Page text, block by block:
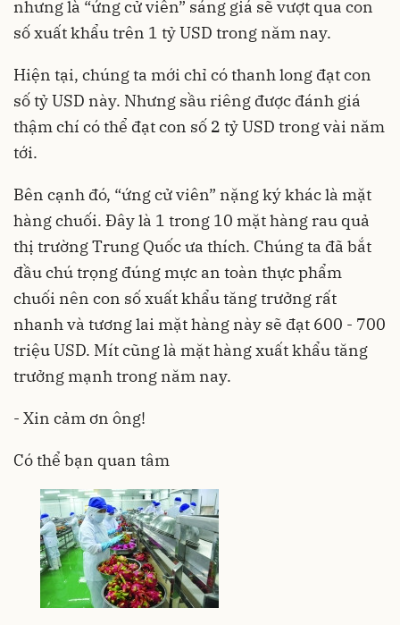
nhưng là “ứng cử viên” sáng giá sẽ vượt qua con
số xuất khẩu trên 1 tỷ USD trong năm nay.
Hiện tại, chúng ta mới chỉ có thanh long đạt con
số tỷ USD này. Nhưng sầu riêng được đánh giá
thậm chí có thể đạt con số 2 tỷ USD trong vài năm
tới.
Bên cạnh đó, “ứng cử viên” nặng ký khác là mặt
hàng chuối. Đây là 1 trong 10 mặt hàng rau quả
thị trường Trung Quốc ưa thích. Chúng ta đã bắt
đầu chú trọng đúng mực an toàn thực phẩm
chuối nên con số xuất khẩu tăng trưởng rất
nhanh và tương lai mặt hàng này sẽ đạt 600 - 700
triệu USD. Mít cũng là mặt hàng xuất khẩu tăng
trưởng mạnh trong năm nay.
- Xin cảm ơn ông!
Có thể bạn quan tâm